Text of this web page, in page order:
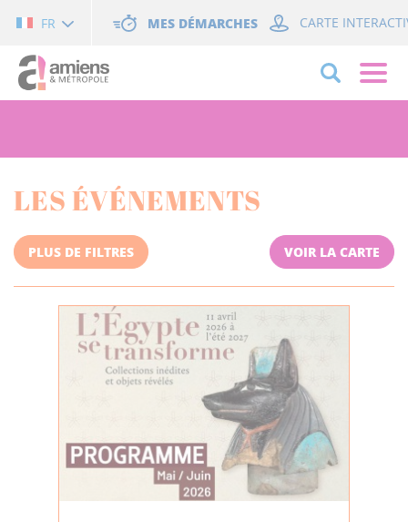
FR MES DÉMARCHES CARTE
LES ÉVÉNEMENTS
PLUS DE FILTRES VOIR LA CARTE